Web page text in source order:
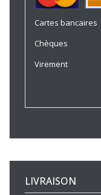
Cartes bancaires
Chèques
Virement
LIVRAISON